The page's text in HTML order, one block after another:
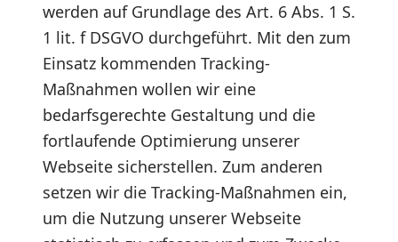
werden auf Grundlage des Art. 6 Abs. 1 S.
1 lit. f DSGVO durchgeführt. Mit den zum
Einsatz kommenden Tracking-
Maßnahmen wollen wir eine
bedarfsgerechte Gestaltung und die
fortlaufende Optimierung unserer
Webseite sicherstellen. Zum anderen
setzen wir die Tracking-Maßnahmen ein,
um die Nutzung unserer Webseite